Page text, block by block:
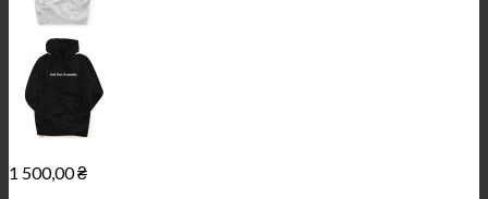
1 500,00₴